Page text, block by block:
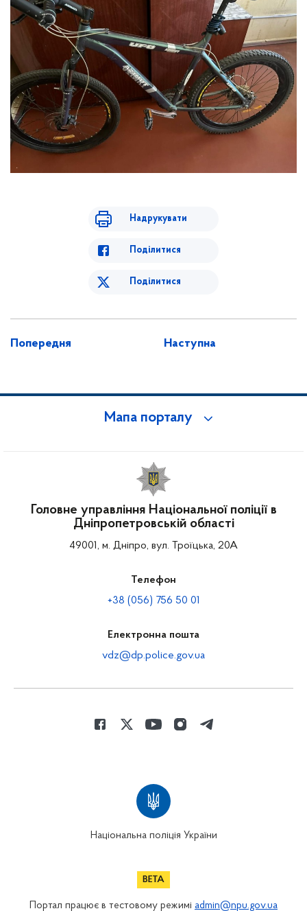
Надрукувати
Поділитися
Поділитися
Попередня Наступна
Мапа порталу
Головне управління Національної поліції в
Дніпропетровській області
49001, м. Дніпро, вул. Троїцька, 20А
Телефон
+38 (056) 756 50 01
Електронна пошта
vdz@dp.police.gov.ua
Національна поліція України
Портал працює в тестовому режимі admin@npu.gov.ua